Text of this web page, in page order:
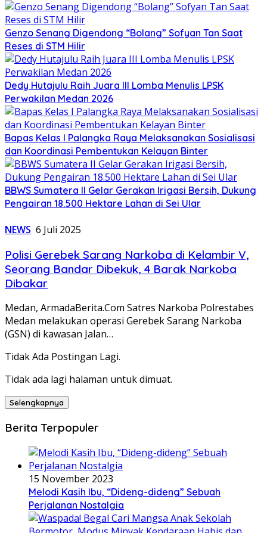
Genzo Senang Digendong “Bolang” Sofyan Tan Saat
Reses di STM Hilir
Dedy Hutajulu Raih Juara III Lomba Menulis LPSK
Perwakilan Medan 2026
Bapas Kelas I Palangka Raya Melaksanakan Sosialisasi
dan Koordinasi Pembentukan Kelayan Binter
BBWS Sumatera II Gelar Gerakan Irigasi Bersih, Dukung
Pengairan 18.500 Hektare Lahan di Sei Ular
NEWS 6 Juli 2025
Polisi Gerebek Sarang Narkoba di Kelambir V,
Seorang Bandar Dibekuk, 4 Barak Narkoba
Dibakar
Medan, ArmadaBerita.Com Satres Narkoba Polrestabes
Medan melakukan operasi Gerebek Sarang Narkoba
(GSN) di kawasan Jalan…
Tidak Ada Postingan Lagi.
Tidak ada lagi halaman untuk dimuat.
Selengkapnya
Berita Terpopuler
15 November 2023
Melodi Kasih Ibu, “Dideng-dideng” Sebuah
Perjalanan Nostalgia